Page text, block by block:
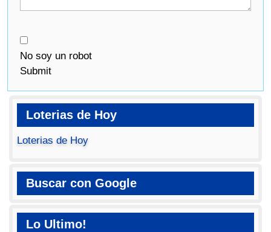
No soy un robot
Submit
Loterias de Hoy
Loterias de Hoy
Buscar con Google
Lo Ultimo!